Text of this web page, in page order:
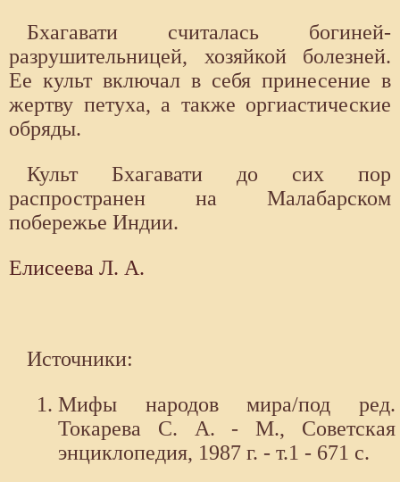
Бхагавати считалась богиней-
разрушительницей, хозяйкой болезней.
Ее культ включал в себя принесение в
жертву петуха, а также оргиастические
обряды.
Культ Бхагавати до сих пор
распространен на Малабарском
побережье Индии.
Елисеева Л. А.
Источники:
Мифы народов мира/под ред.
Токарева С. А. - М., Советская
энциклопедия, 1987 г. - т.1 - 671 с.